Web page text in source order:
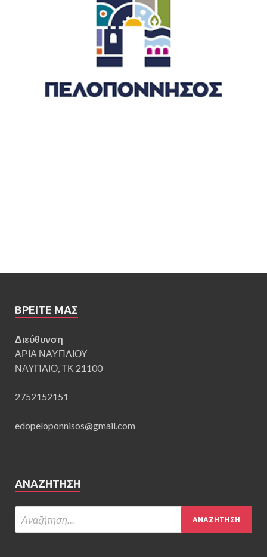
ΒΡΕΊΤΕ ΜΑΣ
Διεύθυνση
ΑΡΙΑ ΝΑΥΠΛΙΟΥ
ΝΑΥΠΛΙΟ, ΤΚ 21100
2752152151
edopeloponnisos@gmail.com
ΑΝΑΖΉΤΗΣΗ